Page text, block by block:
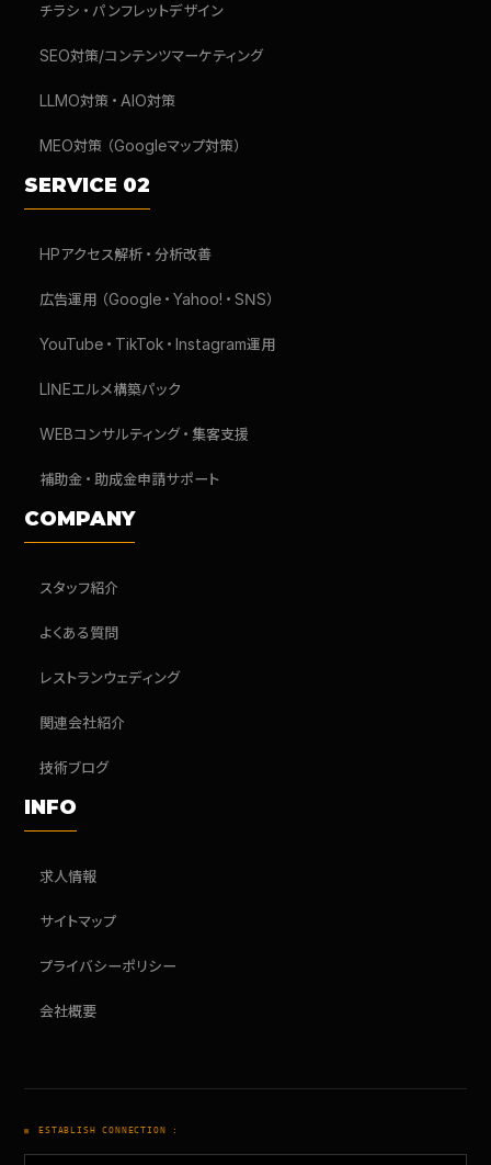
チラシ・パンフレットデザイン
SEO対策/コンテンツマーケティング
LLMO対策・AIO対策
MEO対策（Googleマップ対策）
SERVICE 02
HPアクセス解析・分析改善
広告運用（Google・Yahoo!・SNS）
YouTube・TikTok・Instagram運用
LINEエルメ構築パック
WEBコンサルティング・集客支援
補助金・助成金申請サポート
COMPANY
スタッフ紹介
よくある質問
レストランウェディング
関連会社紹介
技術ブログ
INFO
求人情報
サイトマップ
プライバシーポリシー
会社概要
ESTABLISH CONNECTION :